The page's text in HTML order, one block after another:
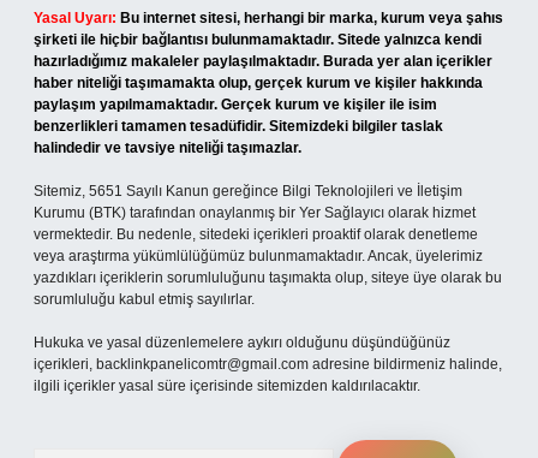
Yasal Uyarı: Bu internet sitesi, herhangi bir marka, kurum veya şahıs
şirketi ile hiçbir bağlantısı bulunmamaktadır. Sitede yalnızca kendi
hazırladığımız makaleler paylaşılmaktadır. Burada yer alan içerikler
haber niteliği taşımamakta olup, gerçek kurum ve kişiler hakkında
paylaşım yapılmamaktadır. Gerçek kurum ve kişiler ile isim
benzerlikleri tamamen tesadüfidir. Sitemizdeki bilgiler taslak
halindedir ve tavsiye niteliği taşımazlar.
Sitemiz, 5651 Sayılı Kanun gereğince Bilgi Teknolojileri ve İletişim
Kurumu (BTK) tarafından onaylanmış bir Yer Sağlayıcı olarak hizmet
vermektedir. Bu nedenle, sitedeki içerikleri proaktif olarak denetleme
veya araştırma yükümlülüğümüz bulunmamaktadır. Ancak, üyelerimiz
yazdıkları içeriklerin sorumluluğunu taşımakta olup, siteye üye olarak bu
sorumluluğu kabul etmiş sayılırlar.
Hukuka ve yasal düzenlemelere aykırı olduğunu düşündüğünüz
içerikleri, backlinkpanelicomtr@gmail.com adresine bildirmeniz halinde,
ilgili içerikler yasal süre içerisinde sitemizden kaldırılacaktır.